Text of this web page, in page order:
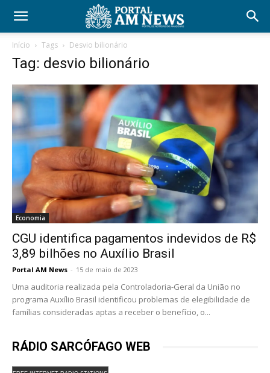
Início Tags Desvio bilionário
Tag: desvio bilionário
Economia
CGU identifica pagamentos indevidos de R$
3,89 bilhões no Auxílio Brasil
Portal AM News - 15 de maio de 2023
Uma auditoria realizada pela Controladoria-Geral da União no
programa Auxílio Brasil identificou problemas de elegibilidade de
famílias consideradas aptas a receber o benefício, o...
RÁDIO SARCÓFAGO WEB